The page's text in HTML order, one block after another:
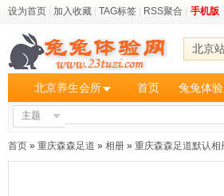
设为首页 加入收藏 TAG标签 RSS聚合 手机版
北京
北京养生会所 首页 兔兔体
主题
首页 » 重庆森森足道 » 相册 » 重庆森森足道默认相